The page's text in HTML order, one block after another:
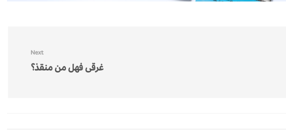
Next
غرقى فهل من منقذ؟